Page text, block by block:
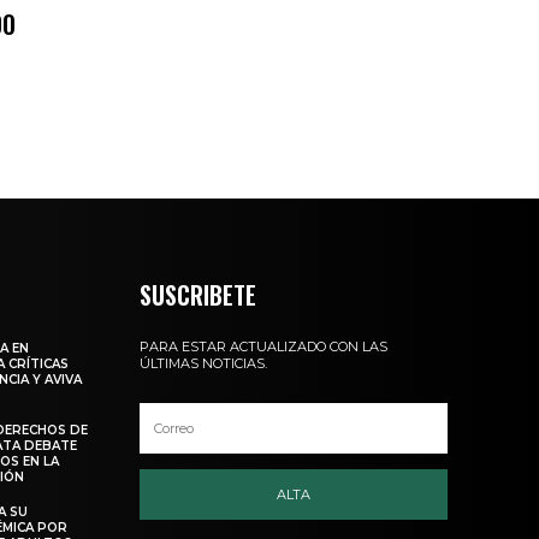
EN
CRÍTICAS
Y AVIVA
DE
DEBATE
EN LA
SU
POR
SUSCRIBETE
PARA ESTAR ACTUALIZADO CON LAS
ÚLTIMAS NOTICIAS.
ALTA